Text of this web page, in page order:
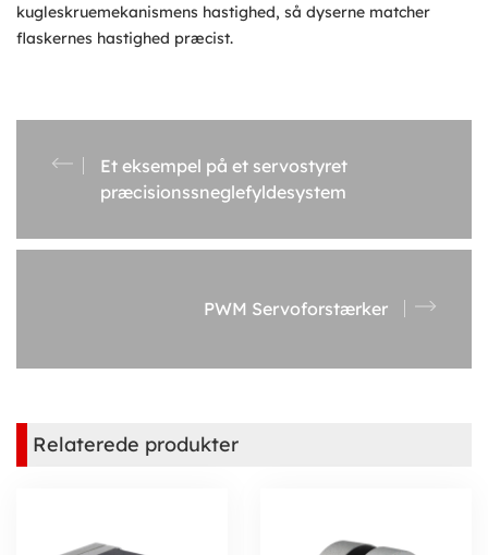
kugleskruemekanismens hastighed, så dyserne matcher
flaskernes hastighed præcist.
Et eksempel på et servostyret
præcisionssneglefyldesystem
PWM Servoforstærker
Relaterede produkter